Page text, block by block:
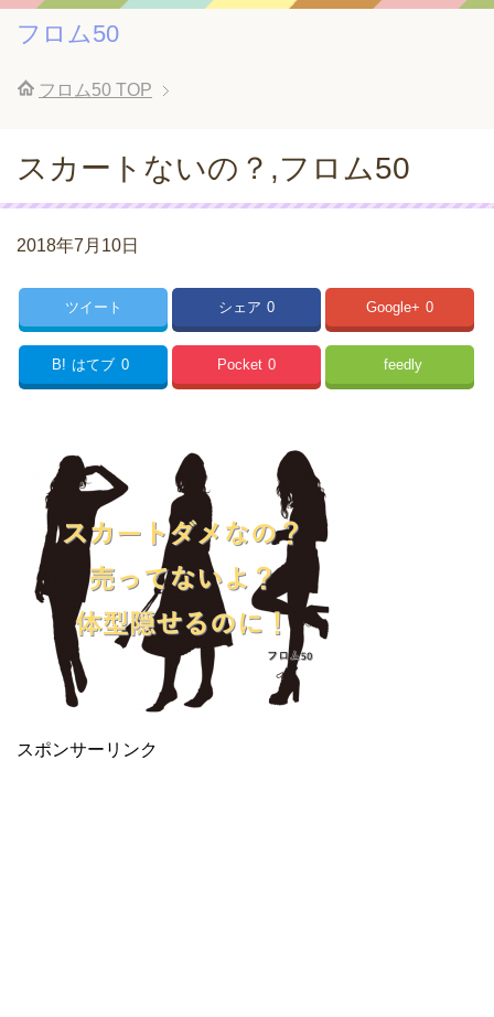
フロム50
フロム50 TOP
スカートないの？,フロム50
2018年7月10日
ツイート シェア 0 Google+ 0
B! はてブ 0 Pocket 0 feedly
スポンサーリンク